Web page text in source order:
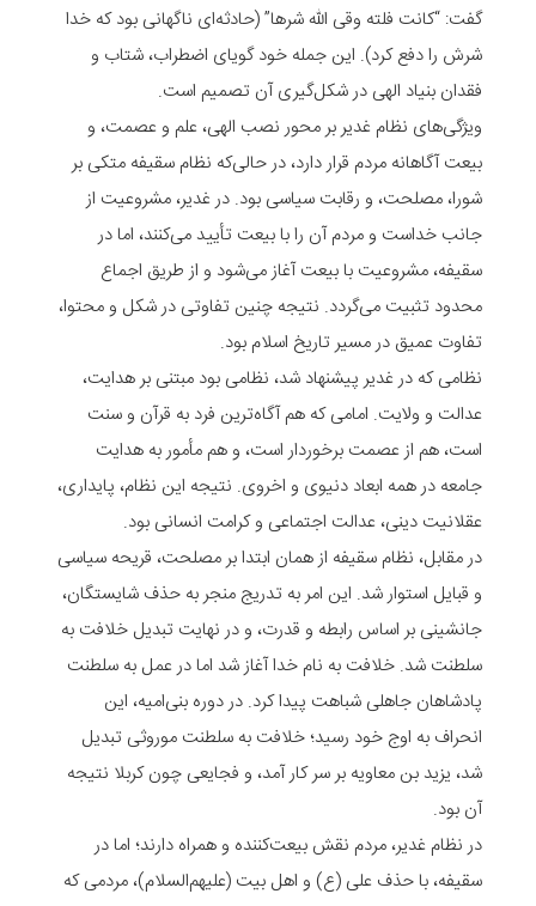
گفت: “کانت فلته وقى الله شرها” (حادثه‌ای ناگهانی بود که خدا
شرش را دفع کرد). این جمله خود گویای اضطراب، شتاب و
فقدان بنیاد الهی در شکل‌گیری آن تصمیم است.
ویژگی‌های نظام غدیر بر محور نصب الهی، علم و عصمت، و
بیعت آگاهانه مردم قرار دارد، در حالی‌که نظام سقیفه متکی بر
شورا، مصلحت، و رقابت سیاسی بود. در غدیر، مشروعیت از
جانب خداست و مردم آن را با بیعت تأیید می‌کنند، اما در
سقیفه، مشروعیت با بیعت آغاز می‌شود و از طریق اجماع
محدود تثبیت می‌گردد. نتیجه چنین تفاوتی در شکل و محتوا،
تفاوت عمیق در مسیر تاریخ اسلام بود.
نظامی که در غدیر پیشنهاد شد، نظامی بود مبتنی بر هدایت،
عدالت و ولایت. امامی که هم آگاه‌ترین فرد به قرآن و سنت
است، هم از عصمت برخوردار است، و هم مأمور به هدایت
جامعه در همه ابعاد دنیوی و اخروی. نتیجه این نظام، پایداری،
عقلانیت دینی، عدالت اجتماعی و کرامت انسانی بود.
در مقابل، نظام سقیفه از همان ابتدا بر مصلحت، قریحه سیاسی
و قبایل استوار شد. این امر به تدریج منجر به حذف شایستگان،
جانشینی بر اساس رابطه و قدرت، و در نهایت تبدیل خلافت به
سلطنت شد. خلافت به نام خدا آغاز شد اما در عمل به سلطنت
پادشاهان جاهلی شباهت پیدا کرد. در دوره بنی‌امیه، این
انحراف به اوج خود رسید؛ خلافت به سلطنت موروثی تبدیل
شد، یزید بن معاویه بر سر کار آمد، و فجایعی چون کربلا نتیجه
آن بود.
در نظام غدیر، مردم نقش بیعت‌کننده و همراه دارند؛ اما در
سقیفه، با حذف علی (ع) و اهل بیت (علیهم‌السلام)، مردمی که